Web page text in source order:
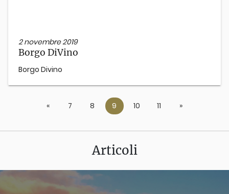
2 novembre 2019
Borgo DiVino
Borgo Divino
«Previous
7 8 9 10 11 »Next
Articoli